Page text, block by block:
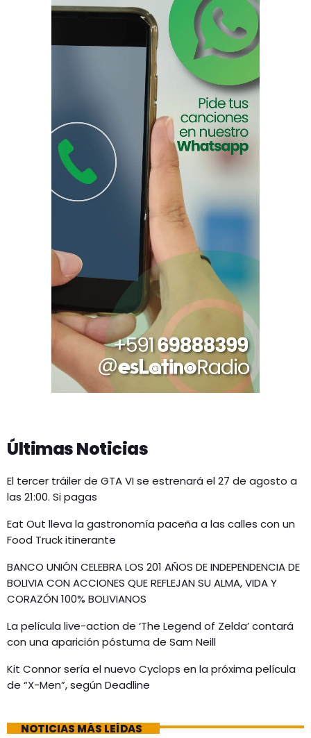
Últimas Noticias
El tercer tráiler de GTA VI se estrenará el 27 de agosto a
las 21:00. Si pagas
Eat Out lleva la gastronomía paceña a las calles con un
Food Truck itinerante
BANCO UNIÓN CELEBRA LOS 201 AÑOS DE INDEPENDENCIA DE
BOLIVIA CON ACCIONES QUE REFLEJAN SU ALMA, VIDA Y
CORAZÓN 100% BOLIVIANOS
La película live-action de ‘The Legend of Zelda’ contará
con una aparición póstuma de Sam Neill
Kit Connor sería el nuevo Cyclops en la próxima película
de “X-Men”, según Deadline
NOTICIAS MÁS LEÍDAS